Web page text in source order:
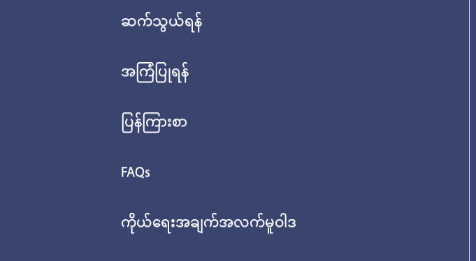
ဆက်သွယ်ရန်
အကြံပြုရန်
ပြန်ကြားစာ
FAQs
ကိုယ်ရေးအချက်အလက်မူဝါဒ